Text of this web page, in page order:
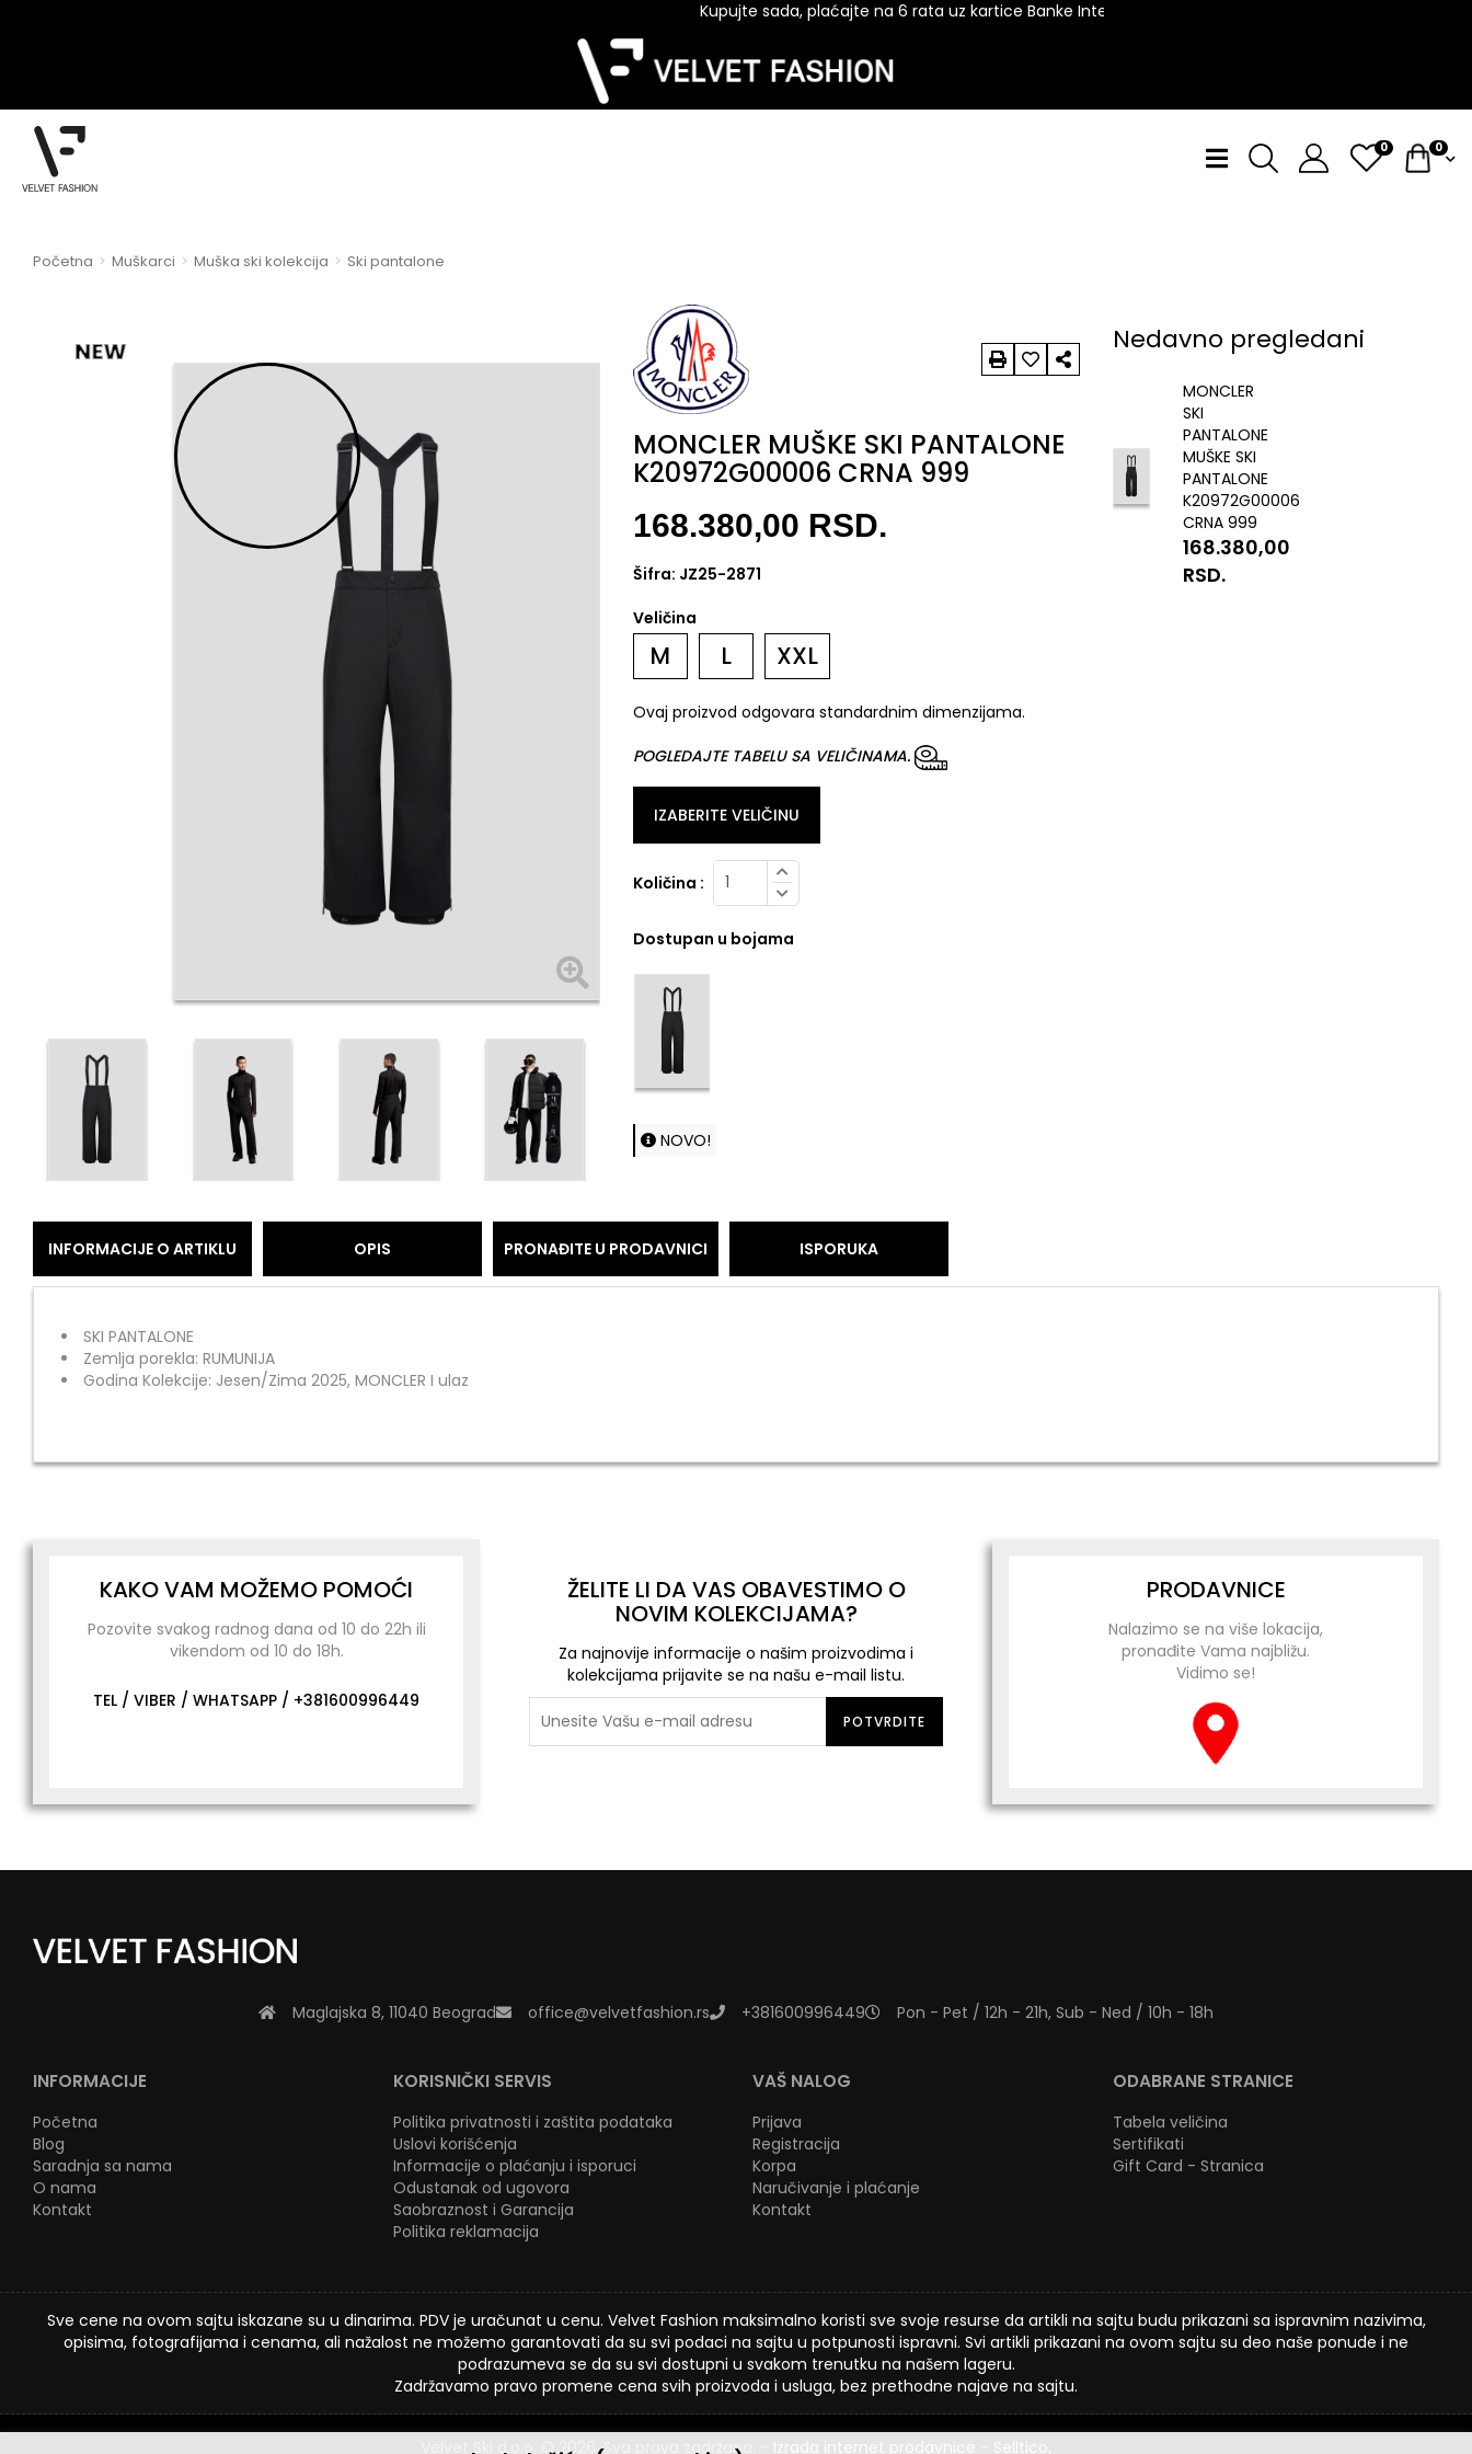
Kupujte sada, plaćajte na 6 rata uz kartice Banke Intesa!
0 0
Početna Muškarci Muška ski kolekcija Ski pantalone
MONCLER MUŠKE SKI PANTALONE
K20972G00006 CRNA 999
168.380,00 RSD.
Šifra: JZ25-2871
Veličina
M L XXL
Ovaj proizvod odgovara standardnim dimenzijama.
POGLEDAJTE TABELU SA VELIČINAMA.
IZABERITE VELIČINU
Količina :
Dostupan u bojama
NOVO!
Nedavno pregledani
MONCLER
SKI
PANTALONE
MUŠKE SKI
PANTALONE
K20972G00006
CRNA 999
168.380,00
RSD.
INFORMACIJE O ARTIKLU OPIS PRONAĐITE U PRODAVNICI ISPORUKA
SKI PANTALONE
Zemlja porekla: RUMUNIJA
Godina Kolekcije: Jesen/Zima 2025, MONCLER I ulaz
KAKO VAM MOŽEMO POMOĆI
Pozovite svakog radnog dana od 10 do 22h ili
vikendom od 10 do 18h.
TEL / VIBER / WHATSAPP / +381600996449
ŽELITE LI DA VAS OBAVESTIMO O
NOVIM KOLEKCIJAMA?
Za najnovije informacije o našim proizvodima i
kolekcijama prijavite se na našu e-mail listu.
POTVRDITE
PRODAVNICE
Nalazimo se na više lokacija,
pronađite Vama najbližu.
Vidimo se!
Maglajska 8, 11040 Beograd office@velvetfashion.rs +381600996449 Pon - Pet / 12h - 21h, Sub - Ned / 10h - 18h
INFORMACIJE
Početna
Blog
Saradnja sa nama
O nama
Kontakt
KORISNIČKI SERVIS
Politika privatnosti i zaštita podataka
Uslovi korišćenja
Informacije o plaćanju i isporuci
Odustanak od ugovora
Saobraznost i Garancija
Politika reklamacija
VAŠ NALOG
Prijava
Registracija
Korpa
Naručivanje i plaćanje
Kontakt
ODABRANE STRANICE
Tabela veličina
Sertifikati
Gift Card - Stranica
Sve cene na ovom sajtu iskazane su u dinarima. PDV je uračunat u cenu. Velvet Fashion maksimalno koristi sve svoje resurse da artikli na sajtu budu prikazani sa ispravnim nazivima,
opisima, fotografijama i cenama, ali nažalost ne možemo garantovati da su svi podaci na sajtu u potpunosti ispravni. Svi artikli prikazani na ovom sajtu su deo naše ponude i ne
podrazumeva se da su svi dostupni u svakom trenutku na našem lageru.
Zadržavamo pravo promene cena svih proizvoda i usluga, bez prethodne najave na sajtu.
Velvet Ski d.o.o. © 2026. Sva prava zadržana. - Izrada internet prodavnice Selltico.